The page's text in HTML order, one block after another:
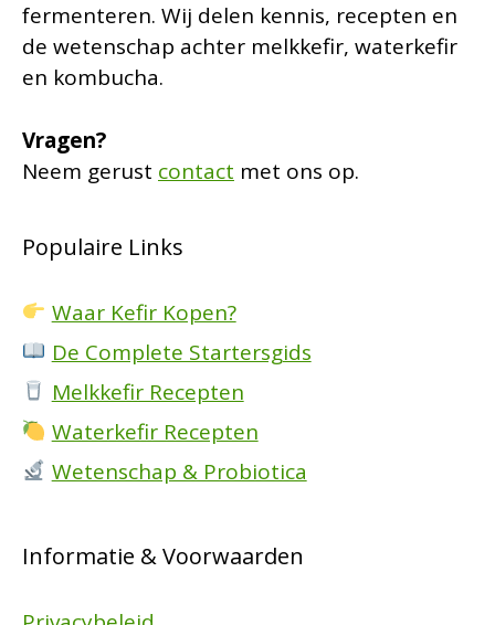
fermenteren. Wij delen kennis, recepten en
de wetenschap achter melkkefir, waterkefir
en kombucha.
Vragen?
Neem gerust contact met ons op.
Populaire Links
Waar Kefir Kopen?
De Complete Startersgids
Melkkefir Recepten
Waterkefir Recepten
Wetenschap & Probiotica
Informatie & Voorwaarden